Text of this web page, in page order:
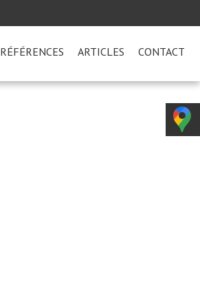
RÉFÉRENCES ARTICLES CONTACT